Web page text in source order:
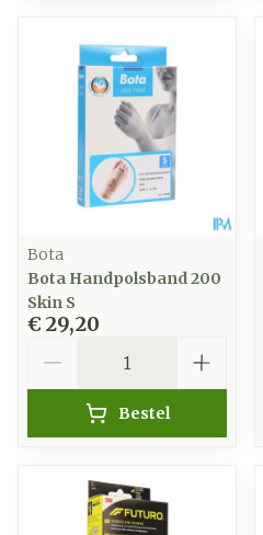
Bota
Bota Handpolsband 200
Skin S
€ 29,20
Bestel